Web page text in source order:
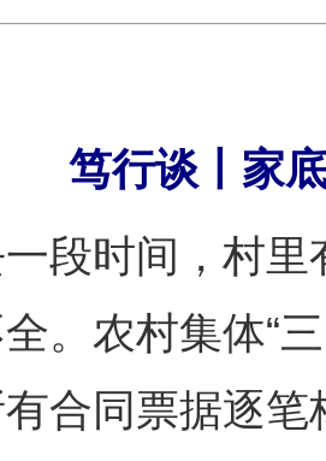
笃行谈丨家
时间，村里
。农村集体“
合同票据逐